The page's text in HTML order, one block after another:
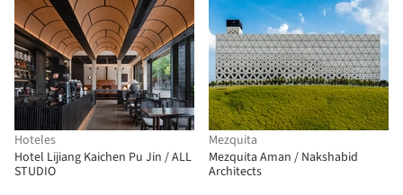
Hoteles
Hotel Lijiang Kaichen Pu Jin / ALL
STUDIO
Mezquita
Mezquita Aman / Nakshabid
Architects